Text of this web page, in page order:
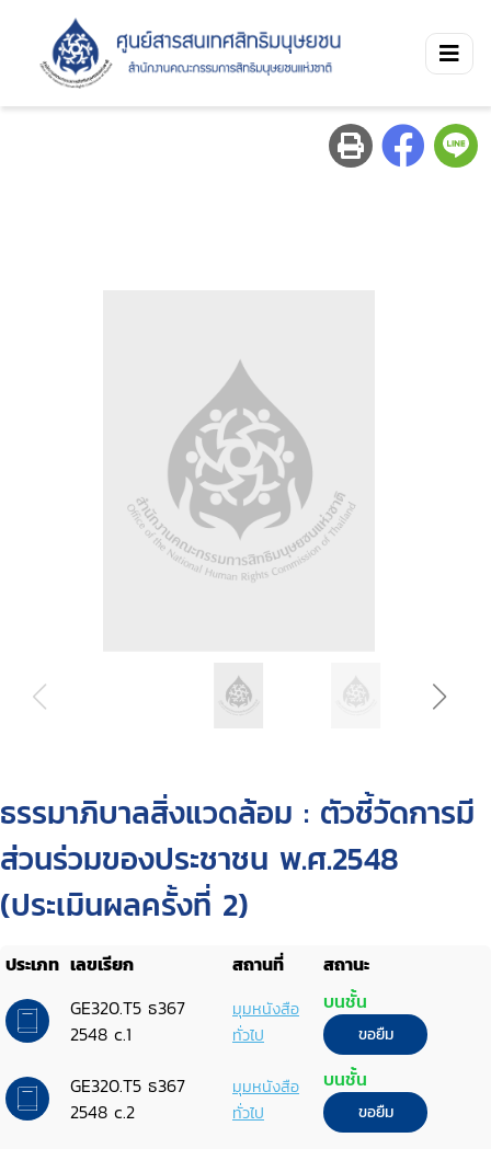
ธรรมาภิบาลสิ่งแวดล้อม : ตัวชี้วัดการมี
ส่วนร่วมของประชาชน พ.ศ.2548
(ประเมินผลครั้งที่ 2)
ประเภท เลขเรียก สถานที่
สถานะ
GE320.T5 ธ367
2548 c.1
มุมหนังสือ
ทั่วไป
บนชั้น
ขอยืม
GE320.T5 ธ367
2548 c.2
มุมหนังสือ
ทั่วไป
บนชั้น
ขอยืม